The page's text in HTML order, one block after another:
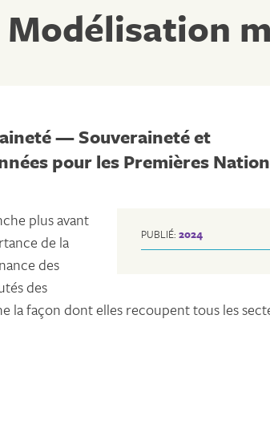
— Souveraineté et
pour les Premières
PUBLIÉ: 2024
plus avant
de la
des
des
la façon dont elles recoupent tous les